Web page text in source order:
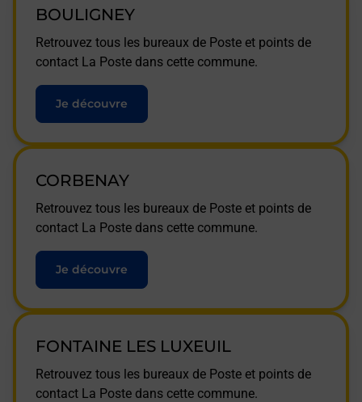
BOULIGNEY
Retrouvez tous les bureaux de Poste et points de
contact La Poste dans cette commune.
Je découvre
CORBENAY
Retrouvez tous les bureaux de Poste et points de
contact La Poste dans cette commune.
Je découvre
FONTAINE LES LUXEUIL
Retrouvez tous les bureaux de Poste et points de
contact La Poste dans cette commune.